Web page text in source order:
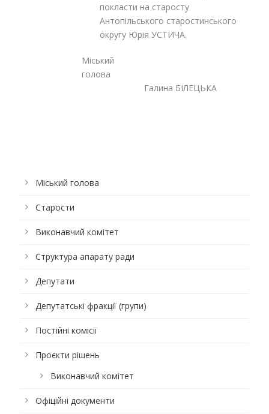
покласти на старосту
Антопільського старостинського
округу Юрія УСТИЧА.
Міський
голова
Галина БІЛЕЦЬКА
Міський голова
Старости
Виконавчий комітет
Структура апарату ради
Депутати
Депутатські фракції (групи)
Постійні комісії
Проєкти рішень
Виконавчий комітет
Офіційні документи